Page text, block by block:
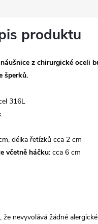
produktu
z chirurgické oceli
šperků.
316L
délka řetízků cca 2 cm
včetně háčku: cca 6 cm
že nevyvolává žádné